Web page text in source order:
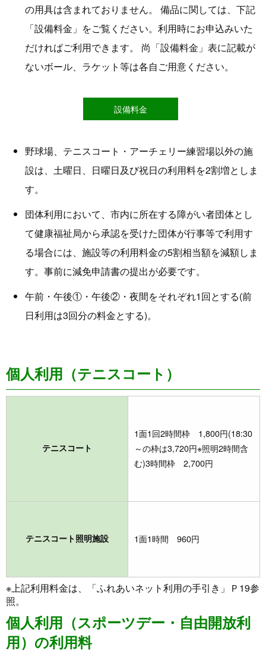
の用具は含まれておりません。 備品に関しては、下記
「設備料金」をご覧ください。利用時にお申込みいた
だければご利用できます。 尚「設備料金」表に記載が
ないボール、ラケット等は各自ご用意ください。
設備料金
野球場、テニスコート・アーチェリー練習場以外の施
設は、土曜日、日曜日及び祝日の利用料を2割増としま
す。
団体利用において、市内に所在する障がい者団体とし
て健康福祉局から承認を受けた団体が行事等で利用す
る場合には、施設等の利用料金の5割相当額を減額しま
す。事前に減免申請書の提出が必要です。
午前・午後①・午後②・夜間をそれぞれ1回とする(前
日利用は3回分の料金とする)。
個人利用（テニスコート）
テニスコート
1面1回2時間枠 1,800円(18:30
～の枠は3,720円※照明2時間含
む)3時間枠 2,700円
テニスコート照明施設 1面1時間 960円
※上記利用料金は、「ふれあいネット利用の手引き」Ｐ19参
照。
個人利用（スポーツデー・自由開放利
用）の利用料